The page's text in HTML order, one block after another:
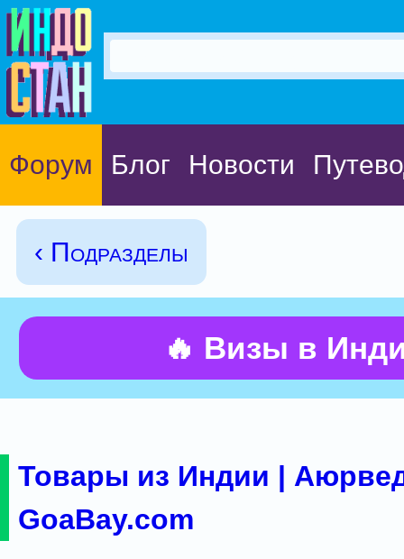
Форум Блог Новости
‹ Подразделы
🔥 Визы в
Товары из Индии |
GoaBay.com